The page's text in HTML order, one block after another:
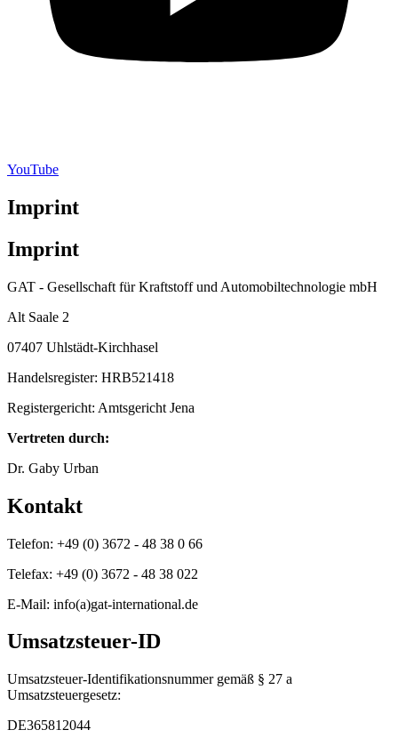
YouTube
Imprint
Imprint
GAT - Gesellschaft für Kraftstoff und Automobiltechnologie mbH
Alt Saale 2
07407 Uhlstädt-Kirchhasel
Handelsregister: HRB521418
Registergericht: Amtsgericht Jena
Vertreten durch:
Dr. Gaby Urban
Kontakt
Telefon: +49 (0) 3672 - 48 38 0 66
Telefax: +49 (0) 3672 - 48 38 022
E-Mail: info(a)gat-international.de
Umsatzsteuer-ID
Umsatzsteuer-Identifikationsnummer gemäß § 27 a
Umsatzsteuergesetz:
DE365812044